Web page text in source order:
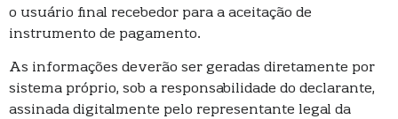
o usuário final recebedor para a aceitação de
instrumento de pagamento.
As informações deverão ser geradas diretamente por
sistema próprio, sob a responsabilidade do declarante,
assinada digitalmente pelo representante legal da